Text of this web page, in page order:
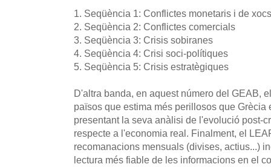
1. Seqüència 1: Conflictes monetaris i de
2. Seqüència 2: Conflictes comercials
3. Seqüència 3: Crisis sobiranes
4. Seqüència 4: Crisi soci-polítiques
5. Seqüència 5: Crisis estratègiques
D'altra banda, en aquest número del GEAB,
països que estima més perillosos que Grècia
presentant la seva anàlisi de l'evolució post-
respecte a l'economia real. Finalment, el
recomanacions mensuals (divises, actius...)
lectura més fiable de les informacions en el